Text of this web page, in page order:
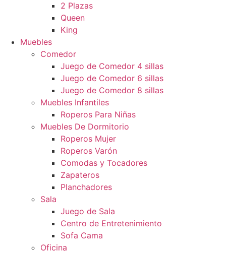
2 Plazas
Queen
King
Muebles
Comedor
Juego de Comedor 4 sillas
Juego de Comedor 6 sillas
Juego de Comedor 8 sillas
Muebles Infantiles
Roperos Para Niñas
Muebles De Dormitorio
Roperos Mujer
Roperos Varón
Comodas y Tocadores
Zapateros
Planchadores
Sala
Juego de Sala
Centro de Entretenimiento
Sofa Cama
Oficina